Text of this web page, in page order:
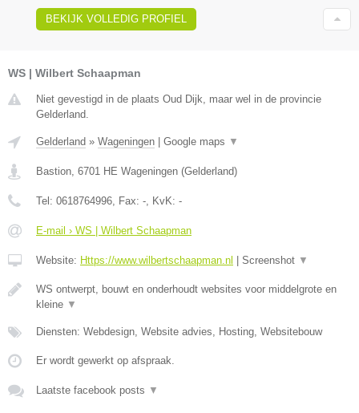
BEKIJK VOLLEDIG PROFIEL
WS | Wilbert Schaapman
Niet gevestigd in de plaats Oud Dijk, maar wel in de provincie
Gelderland.
Gelderland » Wageningen Google maps ▼
Bastion, 6701 HE Wageningen (Gelderland)
Tel: 0618764996, Fax: -, KvK: -
E-mail › WS | Wilbert Schaapman
Website: Https://www.wilbertschaapman.nl Screenshot ▼
WS ontwerpt, bouwt en onderhoudt websites voor middelgrote en
kleine ▼
Diensten: Webdesign, Website advies, Hosting, Websitebouw
Er wordt gewerkt op afspraak.
Laatste facebook posts ▼